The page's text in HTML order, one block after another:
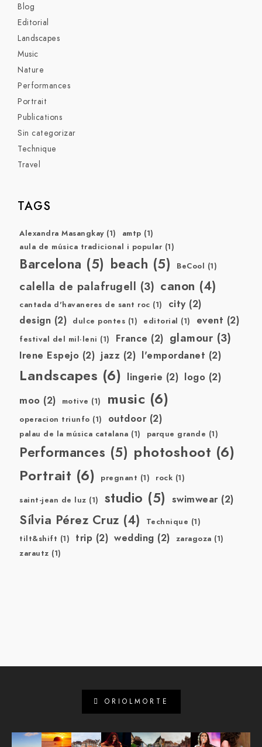
Blog
Editorial
Landscapes
Music
Nature
Performances
Portrait
Publications
Sin categorizar
Technique
Travel
TAGS
Alexandra Masangkay(1) amtp (1)
aula de música tradicional i popular (1)
Barcelona (5) beach (5) BeCool (1)
calella de palafrugell (3) canon (4)
cantada d'havaneres de sant roc (1) city(2)
design (2) dulce pontes (1) editorial (1) event (2)
festival del mil·leni (1) France (2) glamour (3)
Irene Espejo (2) jazz (2) l'empordanet (2)
Landscapes (6) lingerie (2) logo (2)
moo (2) motive (1) music (6)
operacion triunfo (1) outdoor(2)
palau de la música catalana (1) parque grande (1)
Performances (5) photoshoot (6)
Portrait (6) pregnant (1) rock (1)
saint-jean de luz (1) studio (5) swimwear(2)
Sílvia Pérez Cruz (4) Technique (1)
tilt&shift (1) trip (2) wedding (2) zaragoza (1)
zarautz (1)
ORIOLMORTE